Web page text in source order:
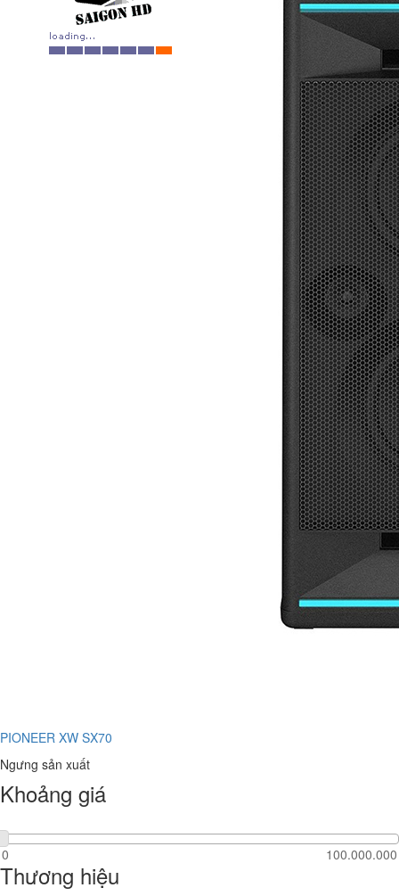
PIONEER XW SX70
Ngưng sản xuất
Khoảng giá
Thương hiệu